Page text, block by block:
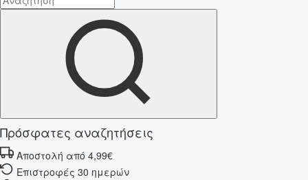
Πρόσφατες αναζητήσεις
Αποστολή από 4,99€
Επιστροφές 30 ημερών